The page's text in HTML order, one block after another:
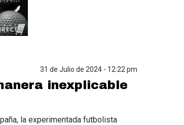
31 de Julio de 2024 - 12:22 pm
inexplicable
la experimentada futbolista